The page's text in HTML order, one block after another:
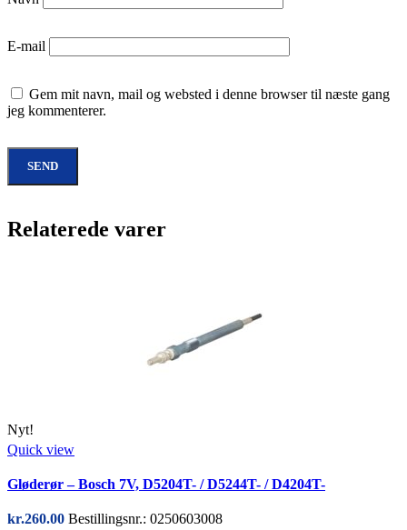
E-mail
Gem mit navn, mail og websted i denne browser til næste gang
jeg kommenterer.
Relaterede varer
Nyt!
Quick view
Gløderør – Bosch 7V, D5204T- / D5244T- / D4204T-
kr.260.00 Bestillingsnr.: 0250603008